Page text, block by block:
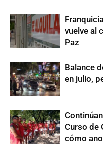
vuelve al
Paz
Balance
en julio,
Curso de
cómo